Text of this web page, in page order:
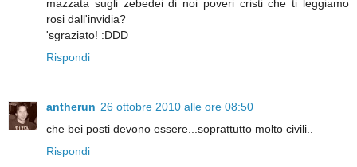
mazzata sugli zebedei di noi poveri cristi che ti leggiamo
rosi dall'invidia?
'sgraziato! :DDD
Rispondi
antherun 26 ottobre 2010 alle ore 08:50
che bei posti devono essere...soprattutto molto civili..
Rispondi